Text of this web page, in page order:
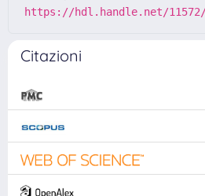
https://hdl.handle.net/11572/
Citazioni